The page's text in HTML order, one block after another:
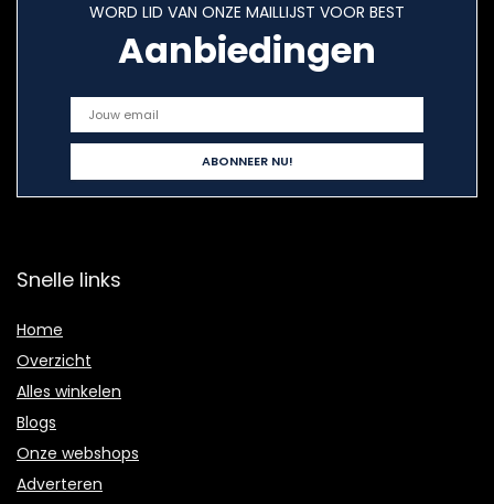
WORD LID VAN ONZE MAILLIJST VOOR BEST
Aanbiedingen
Snelle links
Home
Overzicht
Alles winkelen
Blogs
Onze webshops
Adverteren